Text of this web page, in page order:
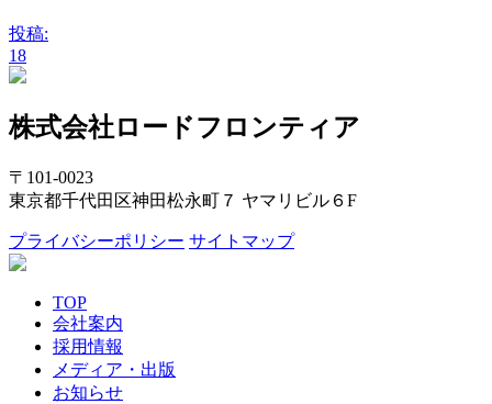
投稿:
18
株式会社ロードフロンティア
〒101-0023
東京都千代田区神田松永町７ ヤマリビル６F
プライバシーポリシー サイトマップ
TOP
会社案内
採用情報
メディア・出版
お知らせ